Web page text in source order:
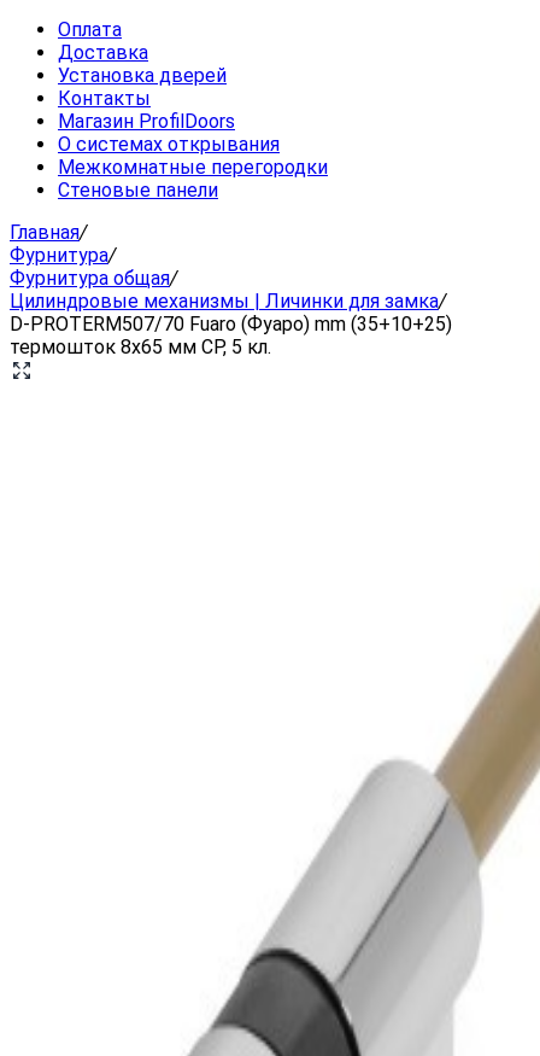
Оплата
Доставка
Установка дверей
Контакты
Магазин ProfilDoors
О системах открывания
Межкомнатные перегородки
Стеновые панели
Главная/
Фурнитура/
Фурнитура общая/
Цилиндровые механизмы | Личинки для замка/
D-PROTERM507/70 Fuaro (Фуаро) mm (35+10+25)
термошток 8х65 мм CP, 5 кл.